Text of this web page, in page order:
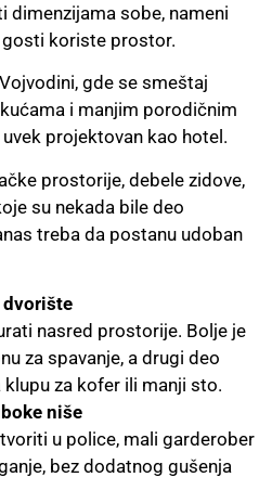
dimenzijama sobe, nameni
koriste prostor.
gde se smeštaj
i manjim porodičnim
projektovan kao hotel.
prostorije, debele zidove,
su nekada bile deo
treba da postanu udoban
dvorište
nasred prostorije. Bolje je
za spavanje, a drugi deo
za kofer ili manji sto.
niše
u police, mali garderober
bez dodatnog gušenja